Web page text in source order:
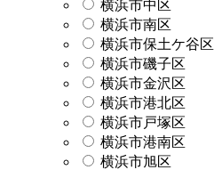
横浜市中区
横浜市南区
横浜市保土ケ谷区
横浜市磯子区
横浜市金沢区
横浜市港北区
横浜市戸塚区
横浜市港南区
横浜市旭区